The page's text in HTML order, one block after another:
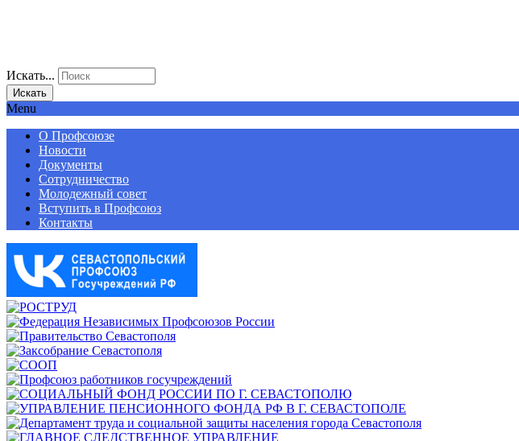
Искать...
Искать
Menu
О Профсоюзе
Новости
Документы
Сотрудничество
Молодежный совет
Вступить в Профсоюз
Контакты